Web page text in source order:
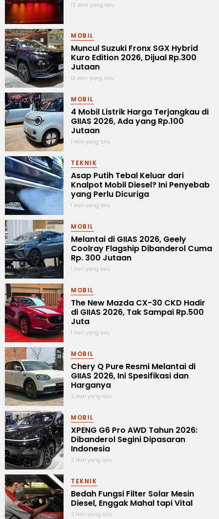
12 Jam yang lalu
MOBIL
Muncul Suzuki Fronx SGX Hybrid
Kuro Edition 2026, Dijual Rp.300
Jutaan
13 Jam yang lalu
MOBIL
4 Mobil Listrik Harga Terjangkau di
GIIAS 2026, Ada yang Rp.100
Jutaan
1 Hari yang lalu
TEKNIK
Asap Putih Tebal Keluar dari
Knalpot Mobil Diesel? Ini Penyebab
yang Perlu Dicuriga
1 Hari yang lalu
MOBIL
Melantai di GIIAS 2026, Geely
Coolray Flagship Dibanderol Cuma
Rp. 300 Jutaan
1 Hari yang lalu
MOBIL
The New Mazda CX-30 CKD Hadir
di GIIAS 2026, Tak Sampai Rp.500
Juta
1 Hari yang lalu
MOBIL
Chery Q Pure Resmi Melantai di
GIIAS 2026, Ini Spesifikasi dan
Harganya
2 Hari yang lalu
MOBIL
XPENG G6 Pro AWD Tahun 2026:
Dibanderol Segini Dipasaran
Indonesia
2 Hari yang lalu
TEKNIK
Bedah Fungsi Filter Solar Mesin
Diesel, Enggak Mahal tapi Vital
2 Hari yang lalu